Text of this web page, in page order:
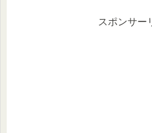
スポンサー